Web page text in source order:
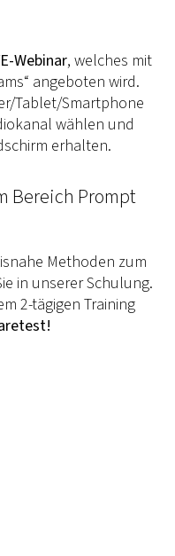
Webinar, welches mit
angeboten wird.
Tablet/Smartphone
wählen und
erhalten.
Bereich Prompt
Methoden zum
in unserer Schulung.
2-tägigen Training